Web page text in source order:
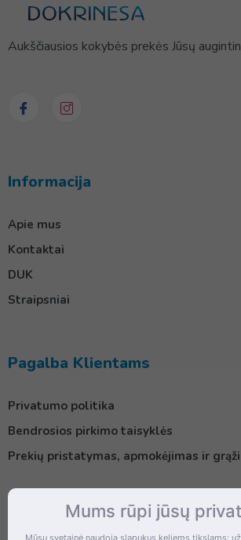
Aukščiausios kokybės prekės Jūsų
Informacija
Apie mus
Kontaktai
DUK
Straipsniai
Pagalba Klientams
Privatumo politika
Bendrosios pirkimo taisyklės
Prekių pristatymas, apmokėjimas ir
KontaktaiMums rūpi jūsų
Mūsų svetainė naudoja slapukus keliems tikslams: